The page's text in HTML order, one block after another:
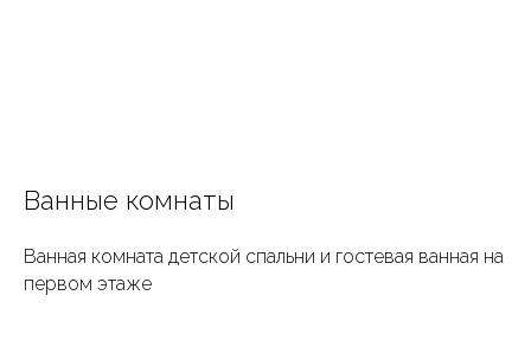
Ванные комнаты
Ванная комната детской спальни и гостевая ванная на
первом этаже